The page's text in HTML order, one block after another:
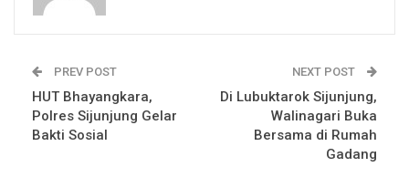
PREV POST
HUT Bhayangkara,
Polres Sijunjung Gelar
Bakti Sosial
NEXT POST
Di Lubuktarok Sijunjung,
Walinagari Buka
Bersama di Rumah
Gadang